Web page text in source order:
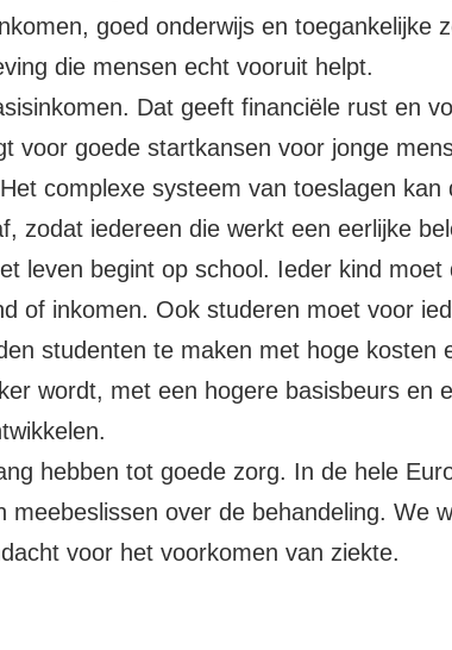
goed onderwijs en
die mensen echt vooruit helpt.
Dat geeft financiële rust en
voor goede startkansen voor jonge
complexe systeem van toeslagen
zodat iedereen die werkt een eerlijke
leven begint op school. Ieder kind
of inkomen. Ook studeren moet voor
studenten te maken met hoge
wordt, met een hogere basisbeurs en
hebben tot goede zorg. In de hele
meebeslissen over de behandeling. We
voor het voorkomen van ziekte.